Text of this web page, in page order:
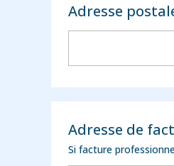
Adresse
Adresse de
Si facture